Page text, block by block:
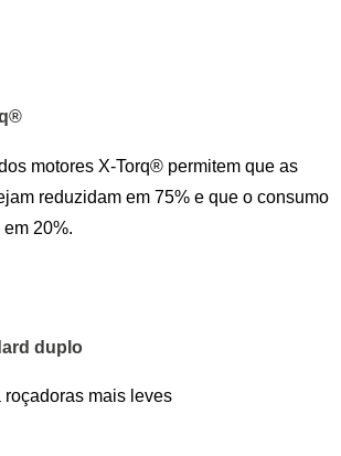
motores X-Torq® permitem que as
reduzidam em 75% e que o consumo
20%.
duplo
mais leves